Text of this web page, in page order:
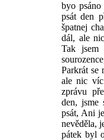
byo
psát den
špatnej
dál, ale
Tak jsem
Parkrát se
ale nic
zprávu
den, jsme
psát, Ani
nevěděla,
pátek byl